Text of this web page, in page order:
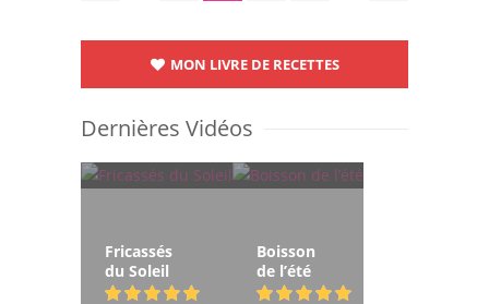
MON LIVRE DE RECETTES
Dernières Vidéos
Fricassés
du Soleil
Boisson
de l’été